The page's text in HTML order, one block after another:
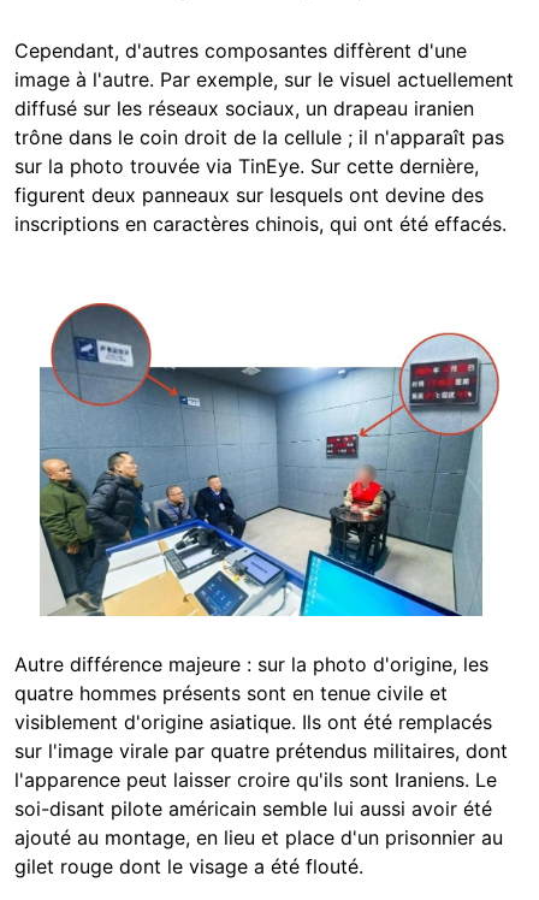
Cependant, d'autres composantes diffèrent d'une
image à l'autre. Par exemple, sur le visuel actuellement
diffusé sur les réseaux sociaux, un drapeau iranien
trône dans le coin droit de la cellule ; il n'apparaît pas
sur la photo trouvée via TinEye. Sur cette dernière,
figurent deux panneaux sur lesquels ont devine des
inscriptions en caractères chinois, qui ont été effacés.
Image
Autre différence majeure : sur la photo d'origine, les
quatre hommes présents sont en tenue civile et
visiblement d'origine asiatique. Ils ont été remplacés
sur l'image virale par quatre prétendus militaires, dont
l'apparence peut laisser croire qu'ils sont Iraniens. Le
soi-disant pilote américain semble lui aussi avoir été
ajouté au montage, en lieu et place d'un prisonnier au
gilet rouge dont le visage a été flouté.